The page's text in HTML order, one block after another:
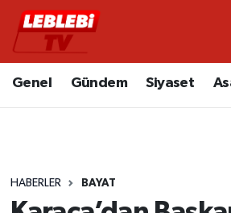
Genel Gündem Siyaset
HABERLER BAYAT
Hava Durumu
Süper Lig Puan Durumu ve